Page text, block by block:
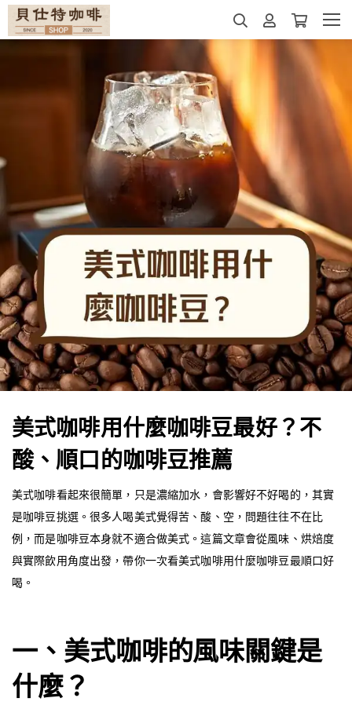
美式咖啡用什麼咖啡豆最好？不
酸、順口的咖啡豆推薦
美式咖啡看起來很簡單，只是濃縮加水，會影響好不好喝的，其實
是咖啡豆挑選。很多人喝美式覺得苦、酸、空，問題往往不在比
例，而是咖啡豆本身就不適合做美式。這篇文章會從風味、烘焙度
與實際飲用角度出發，帶你一次看美式咖啡用什麼咖啡豆最順口好
喝。
一、美式咖啡的風味關鍵是
什麼？